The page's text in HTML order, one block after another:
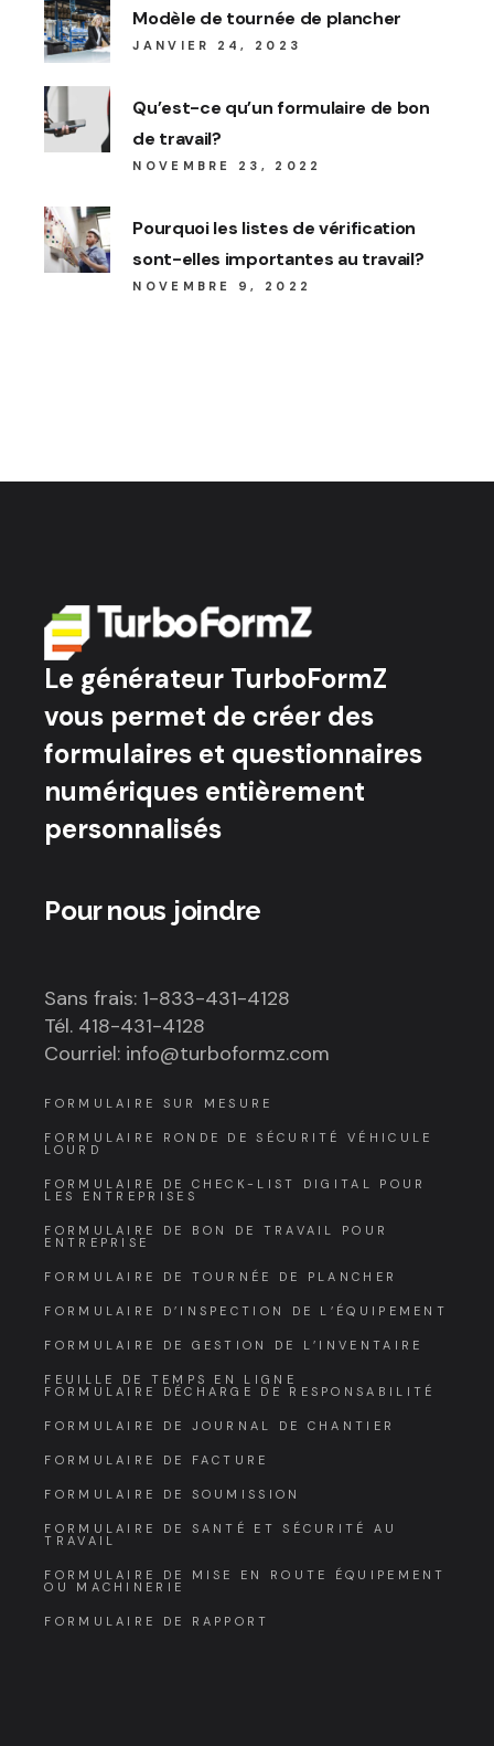
Modèle de tournée de plancher
JANVIER 24, 2023
Qu’est-ce qu’un formulaire de bon
de travail?
NOVEMBRE 23, 2022
Pourquoi les listes de vérification
sont-elles importantes au travail?
NOVEMBRE 9, 2022
Le générateur TurboFormZ
vous permet de créer des
formulaires et questionnaires
numériques entièrement
personnalisés
Pour nous joindre
Sans frais: 1-833-431-4128
Tél. 418-431-4128
Courriel: info@turboformz.com
FORMULAIRE SUR MESURE
FORMULAIRE RONDE DE SÉCURITÉ VÉHICULE
LOURD
FORMULAIRE DE CHECK-LIST DIGITAL POUR
LES ENTREPRISES
FORMULAIRE DE BON DE TRAVAIL POUR
ENTREPRISE
FORMULAIRE DE TOURNÉE DE PLANCHER
FORMULAIRE D’INSPECTION DE L’ÉQUIPEMENT
FORMULAIRE DE GESTION DE L’INVENTAIRE
FEUILLE DE TEMPS EN LIGNE
FORMULAIRE DÉCHARGE DE RESPONSABILITÉ
FORMULAIRE DE JOURNAL DE CHANTIER
FORMULAIRE DE FACTURE
FORMULAIRE DE SOUMISSION
FORMULAIRE DE SANTÉ ET SÉCURITÉ AU
TRAVAIL
FORMULAIRE DE MISE EN ROUTE ÉQUIPEMENT
OU MACHINERIE
FORMULAIRE DE RAPPORT